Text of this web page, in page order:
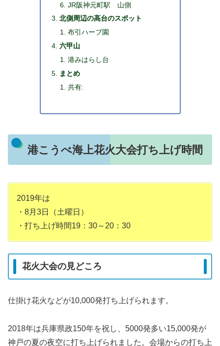
JR阪神元町駅 山側
北側周辺の高台のスポット
布引ハーブ園
六甲山
港みはらし台
まとめ
共有:
港こうべ海上花火大会打ち上げ時間
2019年は
・8月3日（土曜日）
・打ち上げ時間19：30～20：30
花火大会の見どころ
仕掛け花火などが10,000発打ち上げられます。
2018年は兵庫県政150年を祝し、5000発多い15,000発が
神戸の夏の夜空に打ち上げられました。会場からの打ち上